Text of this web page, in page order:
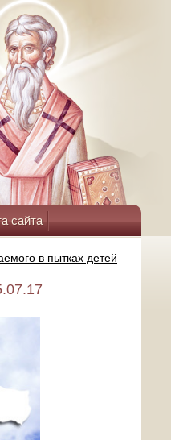
сайта
в пытках детей